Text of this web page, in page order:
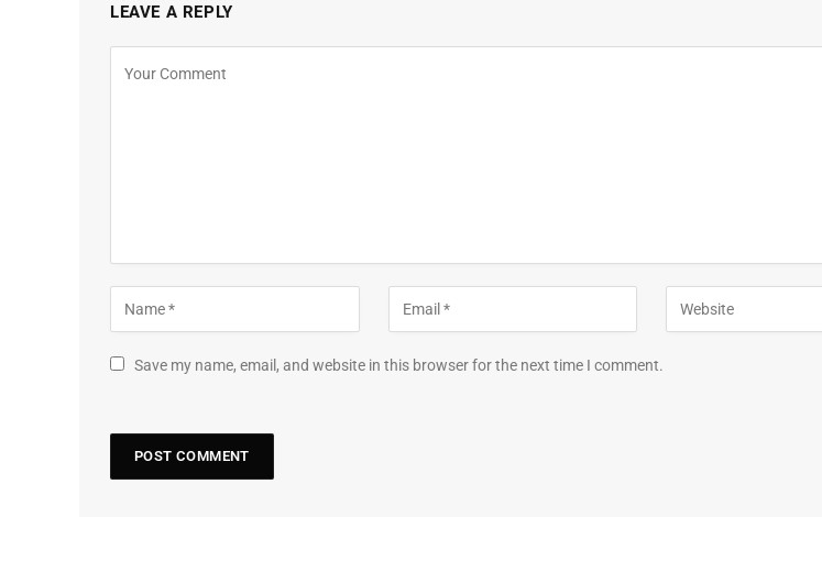
LEAVE A REPLY
Save my name, email, and website in this browser for the next time I comment.